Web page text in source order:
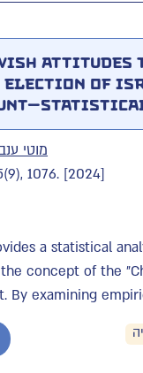
Attitudes
Election of
מוטי
1076. [2024]
a statistical
concept of the
By examining